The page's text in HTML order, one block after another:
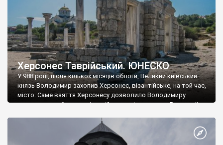
Херсонес Таврійський. ЮНЕСКО
У 988 році, після кількох місяців облоги, Великий київський
князь Володимир захопив Херсонес, візантійське, на той час,
місто. Саме взяття Херсонесу дозволило Володимиру
диктувати свої умови візантійському імператору Василю ІІ, та
Херсонесі Володимир-язичник, став Василем-християнином.
А потім було Хрещення Русі. На честь Херсонесу Таврійського